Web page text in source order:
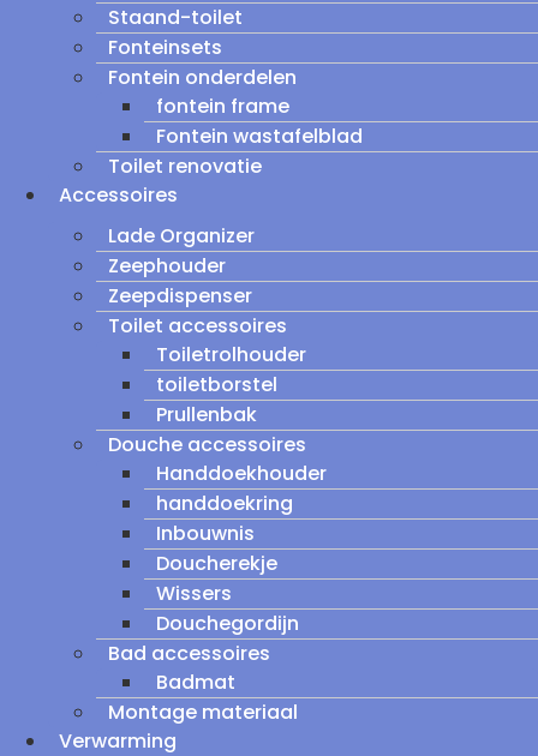
Staand-toilet
Fonteinsets
Fontein onderdelen
fontein frame
Fontein wastafelblad
Toilet renovatie
Accessoires
Lade Organizer
Zeephouder
Zeepdispenser
Toilet accessoires
Toiletrolhouder
toiletborstel
Prullenbak
Douche accessoires
Handdoekhouder
handdoekring
Inbouwnis
Doucherekje
Wissers
Douchegordijn
Bad accessoires
Badmat
Montage materiaal
Verwarming